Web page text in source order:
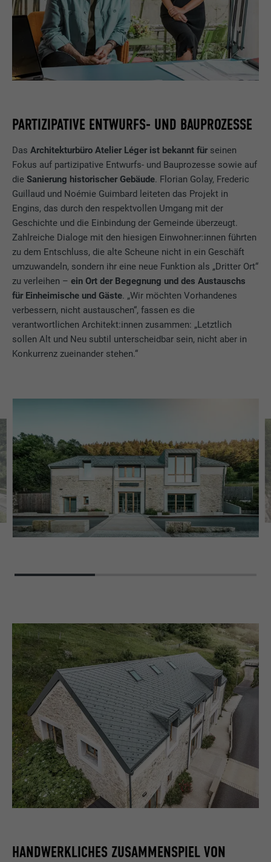
PARTIZIPATIVE ENTWURFS- UND BAUPROZESSE
DasArchitekturbüro Atelier Léger ist bekannt für seinen
Fokus auf partizipative Entwurfs- und Bauprozesse sowie auf
dieSanierung historischer Gebäude. Florian Golay, Frederic
Guillaud und Noémie Guimbard leiteten das Projekt in
Engins, das durch den respektvollen Umgang mit der
Geschichte und die Einbindung der Gemeinde überzeugt.
Zahlreiche Dialoge mit den hiesigen Einwohner:innen führten
zu dem Entschluss, die alte Scheune nicht in ein Geschäft
umzuwandeln, sondern ihr eine neue Funktion als „Dritter Ort“
zu verleihen –ein Ort der Begegnung und des Austauschs
für Einheimische und Gäste. „Wir möchten Vorhandenes
verbessern, nicht austauschen“, fassen es die
verantwortlichen Architekt:innen zusammen: „Letztlich
sollen Alt und Neu subtil unterscheidbar sein, nicht aber in
Konkurrenz zueinander stehen.“
HANDWERKLICHES ZUSAMMENSPIEL VON